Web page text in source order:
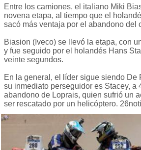
Entre los camiones, el italiano Miki
novena etapa, al tiempo que el
sacó más ventaja por el abandono del
Biasion (Iveco) se llevó la etapa, con
y fue seguido por el holandés Hans
veinte segundos.
En la general, el líder sigue siendo De
su inmediato perseguidor es Stacey, a
abandono de Loprais, quien sufrió un
ser rescatado por un helicóptero.